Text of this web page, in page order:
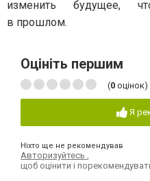
изменить будущее,
в прошлом.
Оцініть першим
(0 оцінок)
Я
Ніхто ще не рекомендував
Авторизуйтесь ,
щоб оцінити і